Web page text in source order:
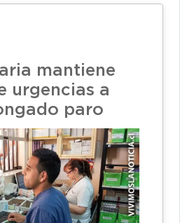
mantiene
urgencias a
paro